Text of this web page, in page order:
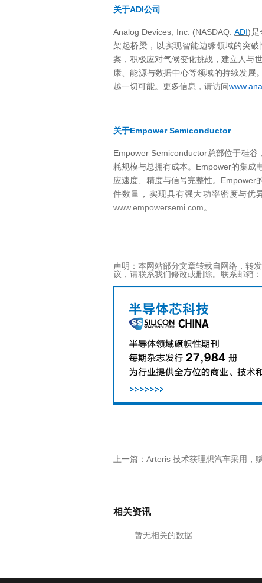
关于ADI公司
Analog Devices, Inc. (NASDAQ:ADI)是
架起桥梁 ， 以实现智能边缘领域的突破
案，积极应对气候变化挑战，建立人与
康、能源与数据中心等领域的持续发展
越一切可能。 更多信息，请访问
关于Empower Semiconductor
Empower Semiconductor总部位于硅谷
耗规模与总拥有成本。 Empower的集成
应速度、精度与信号完整性。 Empower
件数量，实现具有强大功率密度与优
www.empowersemi.com。
声明：本网站部分文章转载自网络，转
议，请联系我们修改或删除。联系邮箱
上一篇： Arteris 技术获理想汽车采用，赋能智
相关资讯
暂无相关的数据...